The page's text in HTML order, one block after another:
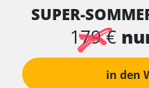
SUPER-
179 €
in den